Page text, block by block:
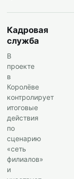
Кадровая
служба
В
проекте
в
Королёве
контролирует
итоговые
действия
по
сценарию
«сеть
филиалов»
и